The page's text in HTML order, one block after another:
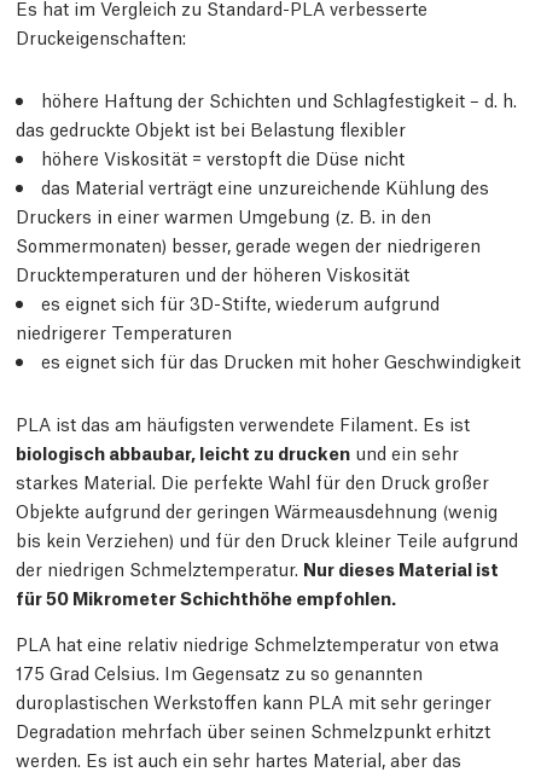
Es hat im Vergleich zu Standard-PLA verbesserte
Druckeigenschaften:
höhere Haftung der Schichten und Schlagfestigkeit – d. h.
das gedruckte Objekt ist bei Belastung flexibler
höhere Viskosität = verstopft die Düse nicht
das Material verträgt eine unzureichende Kühlung des
Druckers in einer warmen Umgebung (z. B. in den
Sommermonaten) besser, gerade wegen der niedrigeren
Drucktemperaturen und der höheren Viskosität
es eignet sich für 3D-Stifte, wiederum aufgrund
niedrigerer Temperaturen
es eignet sich für das Drucken mit hoher Geschwindigkeit
PLA ist das am häufigsten verwendete Filament. Es ist
biologisch abbaubar, leicht zu drucken und ein sehr
starkes Material. Die perfekte Wahl für den Druck großer
Objekte aufgrund der geringen Wärmeausdehnung (wenig
bis kein Verziehen) und für den Druck kleiner Teile aufgrund
der niedrigen Schmelztemperatur. Nur dieses Material ist
für 50 Mikrometer Schichthöhe empfohlen.
PLA hat eine relativ niedrige Schmelztemperatur von etwa
175 Grad Celsius. Im Gegensatz zu so genannten
duroplastischen Werkstoffen kann PLA mit sehr geringer
Degradation mehrfach über seinen Schmelzpunkt erhitzt
werden. Es ist auch ein sehr hartes Material, aber das